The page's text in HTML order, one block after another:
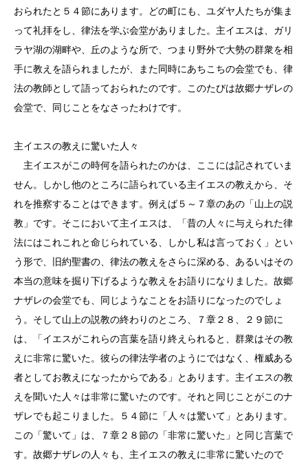
おられたと５４節にあります。どの町にも、ユダヤ人たちが集ま
って礼拝をし、律法を学ぶ会堂がありました。主イエスは、ガリ
ラヤ湖の湖畔や、丘のような所で、つまり野外で大勢の群衆を相
手に教えを語られましたが、また同時にあちこちの会堂でも、律
法の教師として語っておられたのです。このたびは故郷ナザレの
会堂で、同じことをなさったわけです。
主イエスの教えに驚いた人々
主イエスがこの時何を語られたのかは、ここには記されていま
せん。しかし他のところに語られている主イエスの教えから、そ
れを推察することはできます。例えば５～７章のあの「山上の説
教」です。そこにおいて主イエスは、「昔の人々に与えられた律
法にはこれこれと命じられている、しかし私は言っておく」とい
う形で、旧約聖書の、律法の教えをさらに深める、あるいはその
本当の意味を掘り下げるような教えをお語りになりました。故郷
ナザレの会堂でも、同じようなことをお語りになったのでしょ
う。そして山上の説教の終わりのところ、７章２８、２９節に
は、「イエスがこれらの言葉を語り終えられると、群衆はその教
えに非常に驚いた。彼らの律法学者のようにではなく、権威ある
者としてお教えになったからである」とあります。主イエスの教
えを聞いた人々は非常に驚いたのです。それと同じことがこのナ
ザレでも起こりました。５４節に「人々は驚いて」とあります。
この「驚いて」は、７章２８節の「非常に驚いた」と同じ言葉で
す。故郷ナザレの人々も、主イエスの教えに非常に驚いたので